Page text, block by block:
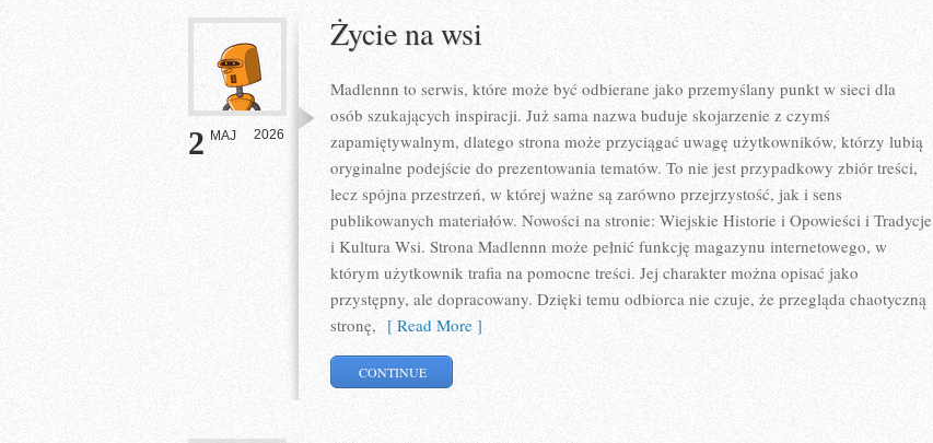
2 MAJ 2026
Życie na wsi
Madlennn to serwis, które może być odbierane jako przemyślany punkt w sieci dla
osób szukających inspiracji. Już sama nazwa buduje skojarzenie z czymś
zapamiętywalnym, dlatego strona może przyciągać uwagę użytkowników, którzy lubią
oryginalne podejście do prezentowania tematów. To nie jest przypadkowy zbiór treści,
lecz spójna przestrzeń, w której ważne są zarówno przejrzystość, jak i sens
publikowanych materiałów. Nowości na stronie: Wiejskie Historie i Opowieści i Tradycje
i Kultura Wsi. Strona Madlennn może pełnić funkcję magazynu internetowego, w
którym użytkownik trafia na pomocne treści. Jej charakter można opisać jako
przystępny, ale dopracowany. Dzięki temu odbiorca nie czuje, że przegląda chaotyczną
stronę, [ Read More ]
CONTINUE